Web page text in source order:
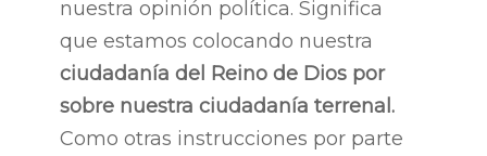
nuestra opinión política. Significa
que estamos colocando nuestra
ciudadanía del Reino de Dios por
sobre nuestra ciudadanía terrenal.
Como otras instrucciones por parte